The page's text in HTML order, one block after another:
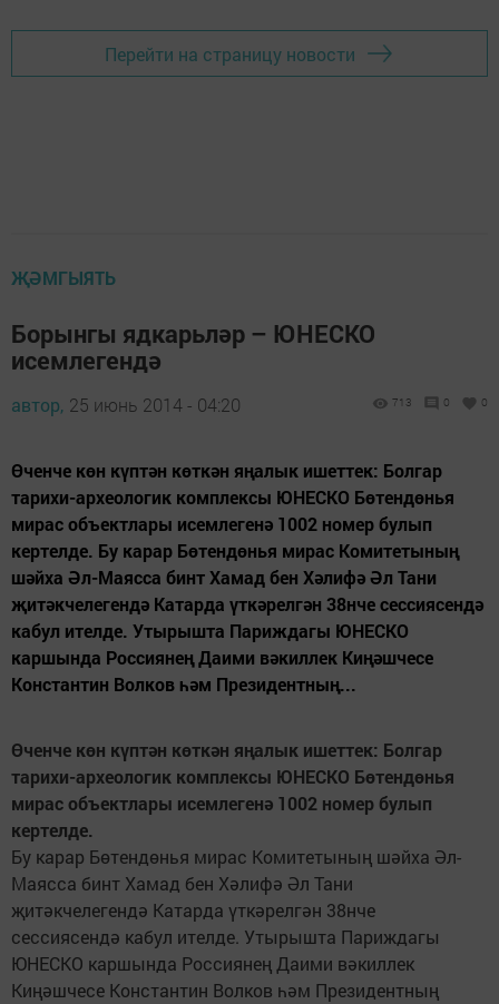
Перейти на страницу новости
ҖӘМГЫЯТЬ
Борынгы ядкарьләр – ЮНЕСКО
исемлегендә
автор, 25 июнь 2014 - 04:20 713 0 0
Өченче көн күптән көткән яңалык ишеттек: Болгар
тарихи-археологик комплексы ЮНЕСКО Бөтендөнья
мирас объектлары исемлегенә 1002 номер булып
кертелде. Бу карар Бөтендөнья мирас Комитетының
шәйха Әл-Маясса бинт Хамад бен Хәлифә Әл Тани
җитәкчелегендә Катарда үткәрелгән 38нче сессиясендә
кабул ителде. Утырышта Париждагы ЮНЕСКО
каршында Россиянең Даими вәкиллек Киңәшчесе
Константин Волков һәм Президентның...
Өченче көн күптән көткән яңалык ишеттек: Болгар
тарихи-археологик комплексы ЮНЕСКО Бөтендөнья
мирас объектлары исемлегенә 1002 номер булып
кертелде.
Бу карар Бөтендөнья мирас Комитетының шәйха Әл-
Маясса бинт Хамад бен Хәлифә Әл Тани
җитәкчелегендә Катарда үткәрелгән 38нче
сессиясендә кабул ителде. Утырышта Париждагы
ЮНЕСКО каршында Россиянең Даими вәкиллек
Киңәшчесе Константин Волков һәм Президентның